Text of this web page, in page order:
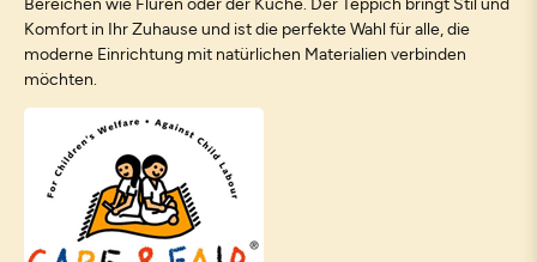
Komfort in Ihr Zuhause und ist die perfekte Wahl für alle, die
moderne Einrichtung mit natürlichen Materialien verbinden
möchten.